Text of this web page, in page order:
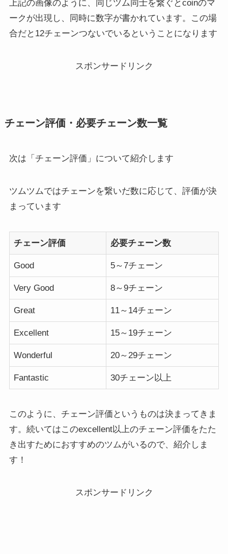
上記の画像のように、同じツム同士を繋ぐとcoinのマ
ークが出現し、同時に数字が書かれています。この場
合だと12チェーンつないでいるということになります
スポンサードリンク
チェーン評価・必要チェーン数一覧
次は「チェーン評価」について紹介します
ツムツムではチェーンを繋いだ数に応じて、評価が決
まっています
チェーン評価 必要チェーン数
Good 5～7チェーン
Very Good 8～9チェーン
Great 11～14チェーン
Excellent 15～19チェーン
Wonderful 20～29チェーン
Fantastic 30チェーン以上
このように、チェーン評価というものは決まってきま
す。続いてはこのexcellent以上のチェーン評価をたた
き出すためにおすすめのツムがいるので、紹介しま
す！
スポンサードリンク